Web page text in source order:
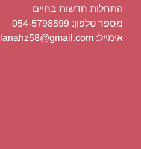
התחלות חדשות בחיים
מספר טלפון: 054-5798599
אימייל: ilanahz58@gmail.com